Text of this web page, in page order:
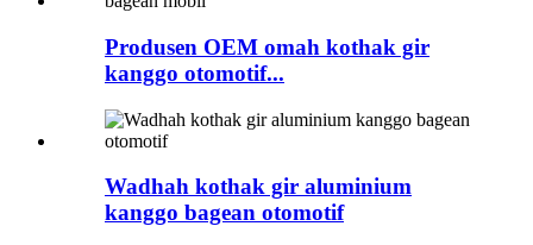
Produsen OEM omah kothak gir
kanggo otomotif...
Wadhah kothak gir aluminium
kanggo bagean otomotif